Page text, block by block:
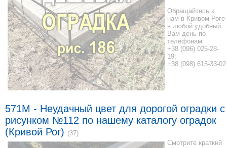
Обращайтесь к
нам в Кривом Роге
в любой удобный
Вам день по
телефонам:
+38 (096) 025-28-
19;
+38 (098) 615-33-02
571M - Неудачный цвет для дорогой оградки с
рисунком №112 по нашему каталогу оградок
(Кривой Рог) (37)
Смотрите краткий